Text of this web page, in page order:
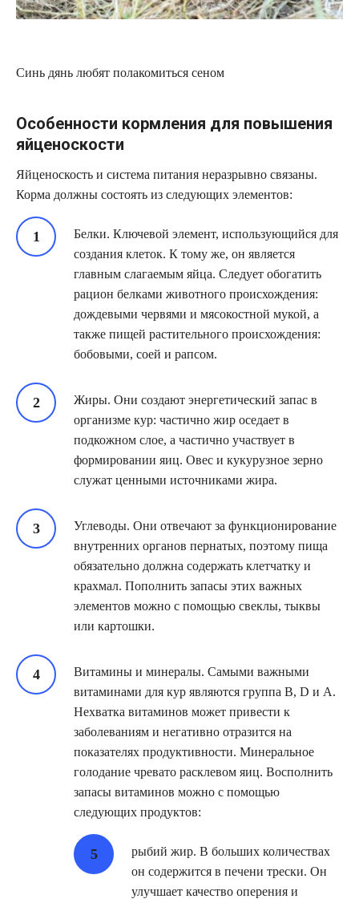
Синь дянь любят полакомиться сеном
Особенности кормления для повышения
яйценоскости
Яйценоскость и система питания неразрывно связаны.
Корма должны состоять из следующих элементов:
Белки. Ключевой элемент, использующийся для
создания клеток. К тому же, он является
главным слагаемым яйца. Следует обогатить
рацион белками животного происхождения:
дождевыми червями и мясокостной мукой, а
также пищей растительного происхождения:
бобовыми, соей и рапсом.
Жиры. Они создают энергетический запас в
организме кур: частично жир оседает в
подкожном слое, а частично участвует в
формировании яиц. Овес и кукурузное зерно
служат ценными источниками жира.
Углеводы. Они отвечают за функционирование
внутренних органов пернатых, поэтому пища
обязательно должна содержать клетчатку и
крахмал. Пополнить запасы этих важных
элементов можно с помощью свеклы, тыквы
или картошки.
Витамины и минералы. Самыми важными
витаминами для кур являются группа В, D и А.
Нехватка витаминов может привести к
заболеваниям и негативно отразится на
показателях продуктивности. Минеральное
голодание чревато расклевом яиц. Восполнить
запасы витаминов можно с помощью
следующих продуктов:
рыбий жир. В больших количествах
он содержится в печени трески. Он
улучшает качество оперения и